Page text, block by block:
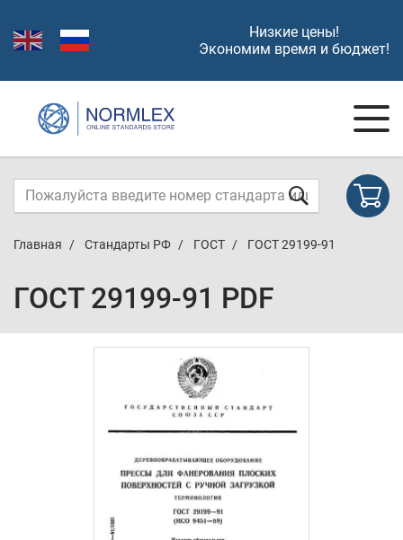
Низкие цены!
Экономим время и бюджет!
Главная Стандарты РФ ГОСТ ГОСТ 29199-91
ГОСТ 29199-91 PDF